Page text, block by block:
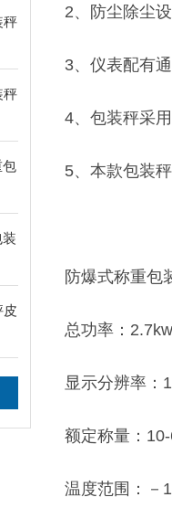
秤
秤
包
皮
2、防尘除尘
3、仪表配有
4、包装秤采
5、本款包装
防爆式称重包
总功率：2.7kw
显示分辨率：
额定称量：
温度范围：－